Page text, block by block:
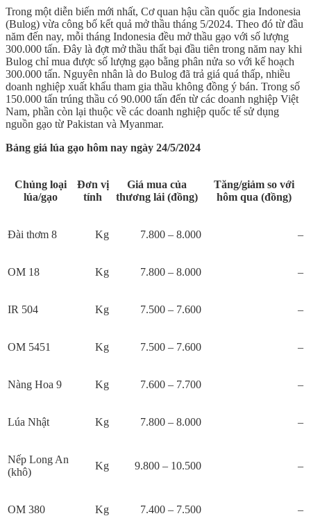
Trong một diễn biến mới nhất, Cơ quan hậu cần quốc gia Indonesia
(Bulog) vừa công bố kết quả mở thầu tháng 5/2024. Theo đó từ đầu
năm đến nay, mỗi tháng Indonesia đều mở thầu gạo với số lượng
300.000 tấn. Đây là đợt mở thầu thất bại đầu tiên trong năm nay khi
Bulog chỉ mua được số lượng gạo bằng phân nửa so với kế hoạch
300.000 tấn. Nguyên nhân là do Bulog đã trả giá quá thấp, nhiều
doanh nghiệp xuất khẩu tham gia thầu không đồng ý bán. Trong số
150.000 tấn trúng thầu có 90.000 tấn đến từ các doanh nghiệp Việt
Nam, phần còn lại thuộc về các doanh nghiệp quốc tế sử dụng
nguồn gạo từ Pakistan và Myanmar.
Bảng giá lúa gạo hôm nay ngày 24/5/2024
Chủng loại
lúa/gạo
Đơn vị
tính
Giá mua của
thương lái (đồng)
Tăng/giảm so với
hôm qua (đồng)
Đài thơm 8 Kg 7.800 – 8.000 –
OM 18 Kg 7.800 – 8.000 –
IR 504 Kg 7.500 – 7.600 –
OM 5451 Kg 7.500 – 7.600 –
Nàng Hoa 9 Kg 7.600 – 7.700 –
Lúa Nhật Kg 7.800 – 8.000 –
Nếp Long An
(khô)
Kg 9.800 – 10.500 –
OM 380 Kg 7.400 – 7.500 –